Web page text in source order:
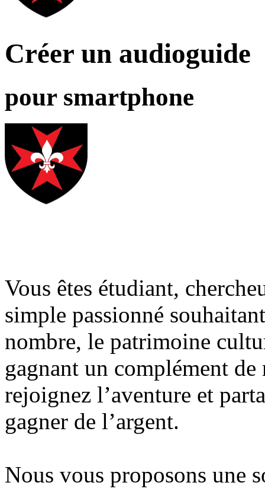
Créer un audioguide
pour smartphone
Vous êtes étudiant,
simple passionné
nombre, le patrimoine
gagnant un complément
rejoignez l’aventure et
gagner de l’argent.
Nous vous proposons une